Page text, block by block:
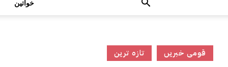
خواتین
تازہ ترین قومی خبریں